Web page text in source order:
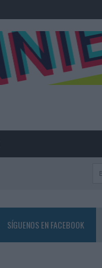
SÍGUENOS EN FACEBOOK